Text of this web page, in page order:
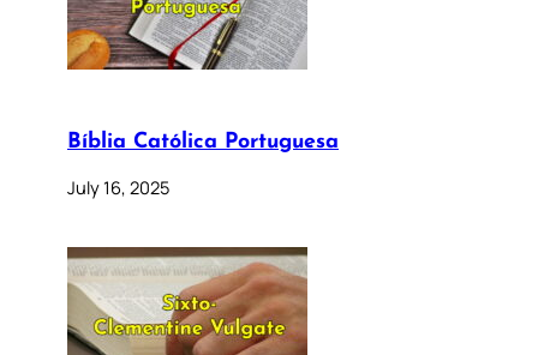
Bíblia Católica Portuguesa
July 16, 2025